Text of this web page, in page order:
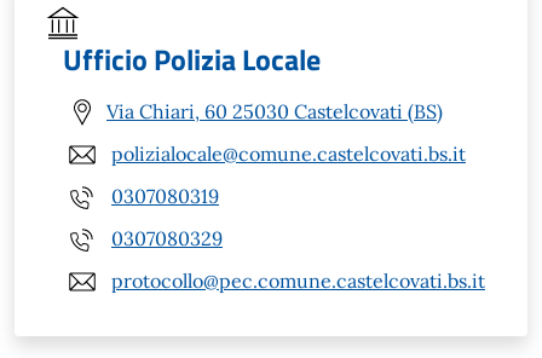
Ufficio Polizia Locale
Via Chiari, 60 25030 Castelcovati (BS)
polizialocale@comune.castelcovati.bs.it
0307080319
0307080329
protocollo@pec.comune.castelcovati.bs.it